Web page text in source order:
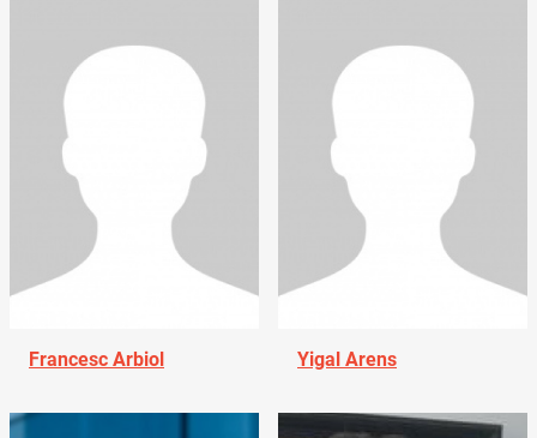
Francesc Arbiol Yigal Arens